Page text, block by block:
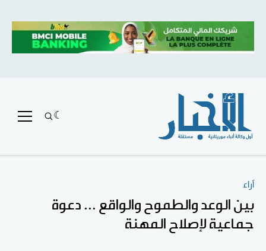
آراء
بين الوعد والطموح والواقع ... دعوة
جماعية لإصلاح المهنة